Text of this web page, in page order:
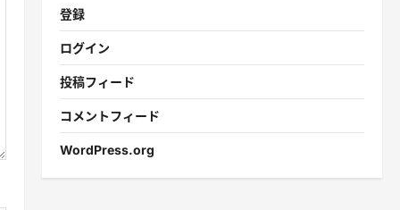
登録
ログイン
投稿フィード
コメントフィード
WordPress.org